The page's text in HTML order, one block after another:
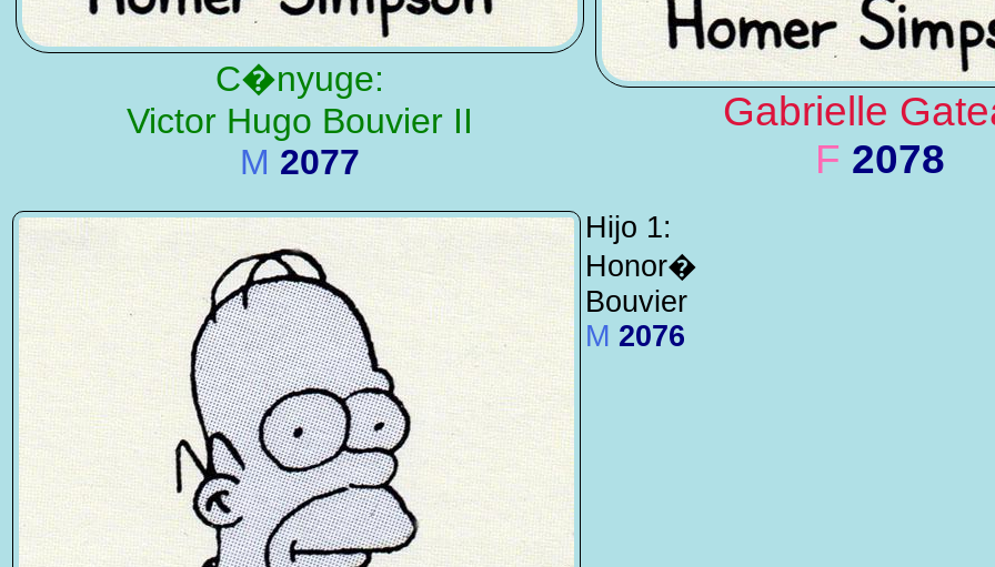
C�nyuge:
Victor Hugo Bouvier II
M 2077
Gabrielle
F 2078
Hijo 1:
Honor�
Bouvier
M 2076